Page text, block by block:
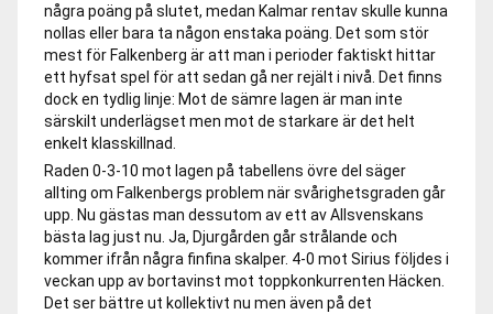
några poäng på slutet, medan Kalmar rentav skulle kunna
nollas eller bara ta någon enstaka poäng. Det som stör
mest för Falkenberg är att man i perioder faktiskt hittar
ett hyfsat spel för att sedan gå ner rejält i nivå. Det finns
dock en tydlig linje: Mot de sämre lagen är man inte
särskilt underlägset men mot de starkare är det helt
enkelt klasskillnad.
Raden 0-3-10 mot lagen på tabellens övre del säger
allting om Falkenbergs problem när svårighetsgraden går
upp. Nu gästas man dessutom av ett av Allsvenskans
bästa lag just nu. Ja, Djurgården går strålande och
kommer ifrån några finfina skalper. 4-0 mot Sirius följdes i
veckan upp av bortavinst mot toppkonkurrenten Häcken.
Det ser bättre ut kollektivt nu men även på det